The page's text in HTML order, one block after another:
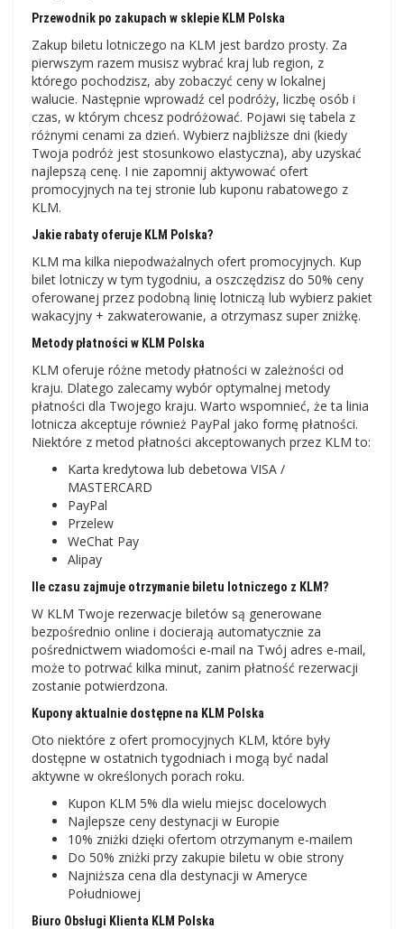
Przewodnik po zakupach w sklepie KLM Polska
Zakup biletu lotniczego na KLM jest bardzo prosty. Za
pierwszym razem musisz wybrać kraj lub region, z
którego pochodzisz, aby zobaczyć ceny w lokalnej
walucie. Następnie wprowadź cel podróży, liczbę osób i
czas, w którym chcesz podróżować. Pojawi się tabela z
różnymi cenami za dzień. Wybierz najbliższe dni (kiedy
Twoja podróż jest stosunkowo elastyczna), aby uzyskać
najlepszą cenę. I nie zapomnij aktywować ofert
promocyjnych na tej stronie lub kuponu rabatowego z
KLM.
Jakie rabaty oferuje KLM Polska?
KLM ma kilka niepodważalnych ofert promocyjnych. Kup
bilet lotniczy w tym tygodniu, a oszczędzisz do 50% ceny
oferowanej przez podobną linię lotniczą lub wybierz pakiet
wakacyjny + zakwaterowanie, a otrzymasz super zniżkę.
Metody płatności w KLM Polska
KLM oferuje różne metody płatności w zależności od
kraju. Dlatego zalecamy wybór optymalnej metody
płatności dla Twojego kraju. Warto wspomnieć, że ta linia
lotnicza akceptuje również PayPal jako formę płatności.
Niektóre z metod płatności akceptowanych przez KLM to:
Karta kredytowa lub debetowa VISA /
MASTERCARD
PayPal
Przelew
WeChat Pay
Alipay
Ile czasu zajmuje otrzymanie biletu lotniczego z KLM?
W KLM Twoje rezerwacje biletów są generowane
bezpośrednio online i docierają automatycznie za
pośrednictwem wiadomości e-mail na Twój adres e-mail,
może to potrwać kilka minut, zanim płatność rezerwacji
zostanie potwierdzona.
Kupony aktualnie dostępne na KLM Polska
Oto niektóre z ofert promocyjnych KLM, które były
dostępne w ostatnich tygodniach i mogą być nadal
aktywne w określonych porach roku.
Kupon KLM 5% dla wielu miejsc docelowych
Najlepsze ceny destynacji w Europie
10% zniżki dzięki ofertom otrzymanym e-mailem
Do 50% zniżki przy zakupie biletu w obie strony
Najniższa cena dla destynacji w Ameryce
Południowej
Biuro Obsługi Klienta KLM Polska